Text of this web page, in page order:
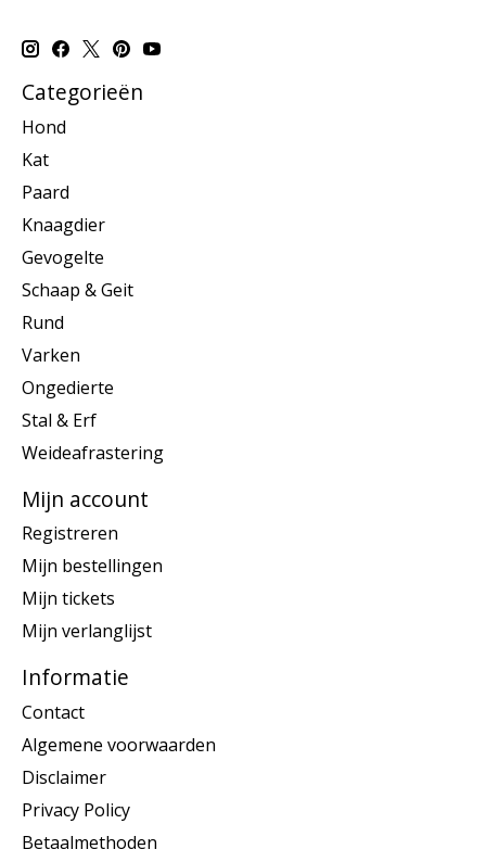
Categorieën
Hond
Kat
Paard
Knaagdier
Gevogelte
Schaap & Geit
Rund
Varken
Ongedierte
Stal & Erf
Weideafrastering
Mijn account
Registreren
Mijn bestellingen
Mijn tickets
Mijn verlanglijst
Informatie
Contact
Algemene voorwaarden
Disclaimer
Privacy Policy
Betaalmethoden